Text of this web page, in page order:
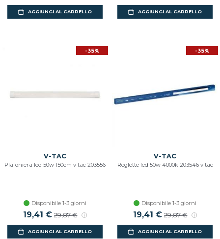
AGGIUNGI AL CARRELLO AGGIUNGI AL CARRELLO
-35%
V-TAC
Plafoniera led 50w 150cm v tac 203556
Disponibile 1-3 giorni
19,41 € 29,87 €
AGGIUNGI AL CARRELLO
-35%
V-TAC
Reglette led 50w 4000k 203546 v tac
Disponibile 1-3 giorni
19,41 € 29,87 €
AGGIUNGI AL CARRELLO